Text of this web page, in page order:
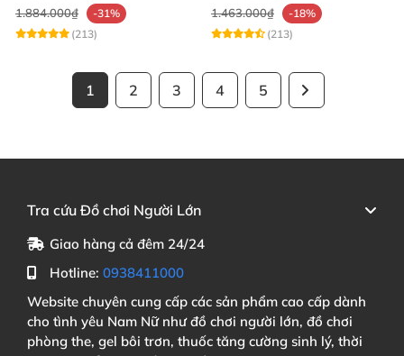
1.884.000₫
-31%
(213)
1.463.000₫
-18%
(213)
1 2 3 4 5
Tra cứu Đồ chơi Người Lớn
Giao hàng cả đêm 24/24
Hotline: 0938411000
Website chuyên cung cấp các sản phẩm cao cấp dành
cho tình yêu Nam Nữ như đồ chơi người lớn, đồ chơi
phòng the, gel bôi trơn, thuốc tăng cường sinh lý, thời